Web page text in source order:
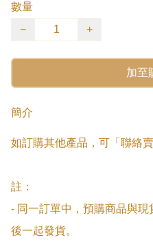
數量
−
+
加至
簡介
如訂購其他產品，可「聯絡賣
註：
- 同一訂單中，預購商品與
後一起發貨。